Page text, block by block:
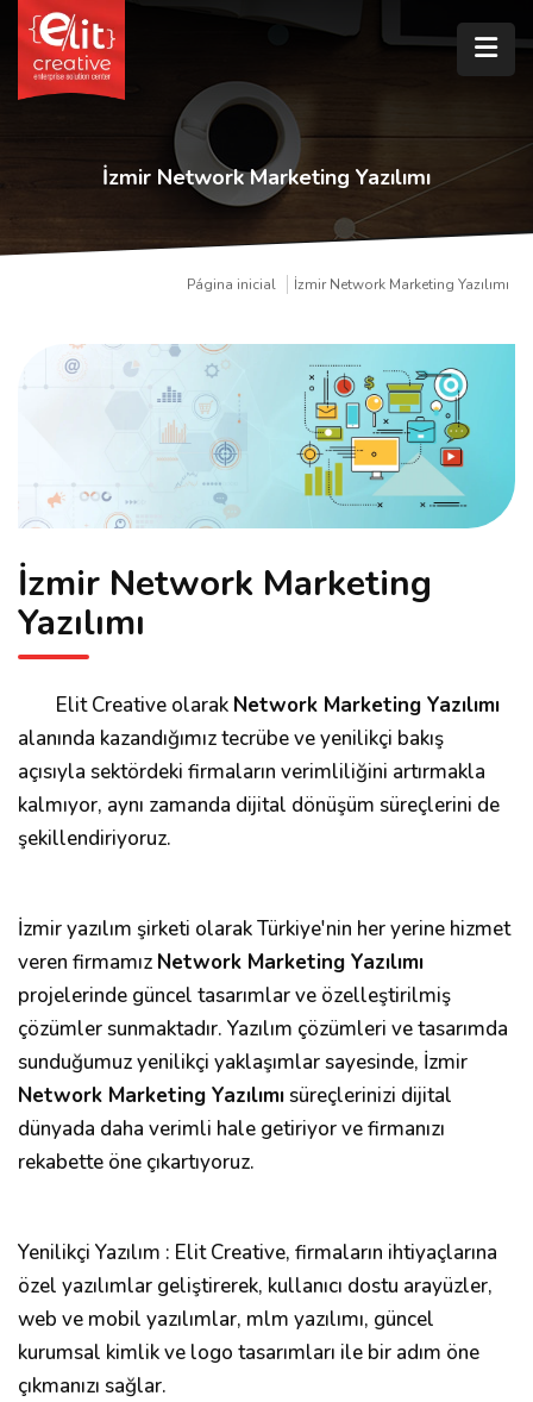
İzmir Network Marketing Yazılımı
Página inicial İzmir Network Marketing Yazılımı
İzmir Network Marketing
Yazılımı
Elit Creative olarak Network Marketing Yazılımı
alanında kazandığımız tecrübe ve yenilikçi bakış
açısıyla sektördeki firmaların verimliliğini artırmakla
kalmıyor, aynı zamanda dijital dönüşüm süreçlerini de
şekillendiriyoruz.
İzmir yazılım şirketi olarak Türkiye'nin her yerine hizmet
veren firmamız Network Marketing Yazılımı
projelerinde güncel tasarımlar ve özelleştirilmiş
çözümler sunmaktadır. Yazılım çözümleri ve tasarımda
sunduğumuz yenilikçi yaklaşımlar sayesinde, İzmir
Network Marketing Yazılımısüreçlerinizi dijital
dünyada daha verimli hale getiriyor ve firmanızı
rekabette öne çıkartıyoruz.
Yenilikçi Yazılım : Elit Creative, firmaların ihtiyaçlarına
özel yazılımlar geliştirerek, kullanıcı dostu arayüzler,
web ve mobil yazılımlar, mlm yazılımı, güncel
kurumsal kimlik ve logo tasarımları ile bir adım öne
çıkmanızı sağlar.